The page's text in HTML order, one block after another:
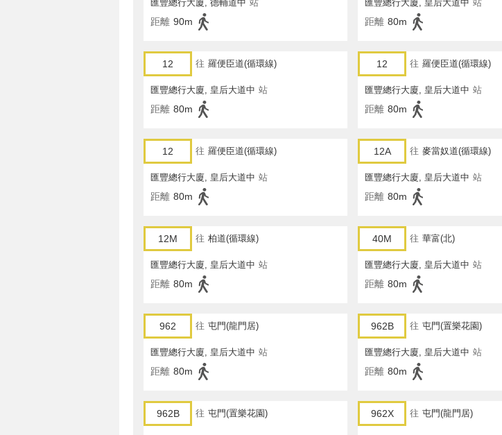
匯豐總行大廈, 德輔道中 站
距離 90m
匯豐總行大廈, 皇后大道中 站
距離 80m
12 往 羅便臣道(循環線)
匯豐總行大廈, 皇后大道中 站
距離 80m
12 往 羅便臣道(循環線)
匯豐總行大廈, 皇后大道中 站
距離 80m
12 往 羅便臣道(循環線)
匯豐總行大廈, 皇后大道中 站
距離 80m
12A 往 麥當奴道(循環線)
匯豐總行大廈, 皇后大道中 站
距離 80m
12M 往 柏道(循環線)
匯豐總行大廈, 皇后大道中 站
距離 80m
40M 往 華富(北)
匯豐總行大廈, 皇后大道中 站
距離 80m
962 往 屯門(龍門居)
匯豐總行大廈, 皇后大道中 站
距離 80m
962B 往 屯門(置樂花園)
匯豐總行大廈, 皇后大道中 站
距離 80m
962B 往 屯門(置樂花園) 962X 往 屯門(龍門居)